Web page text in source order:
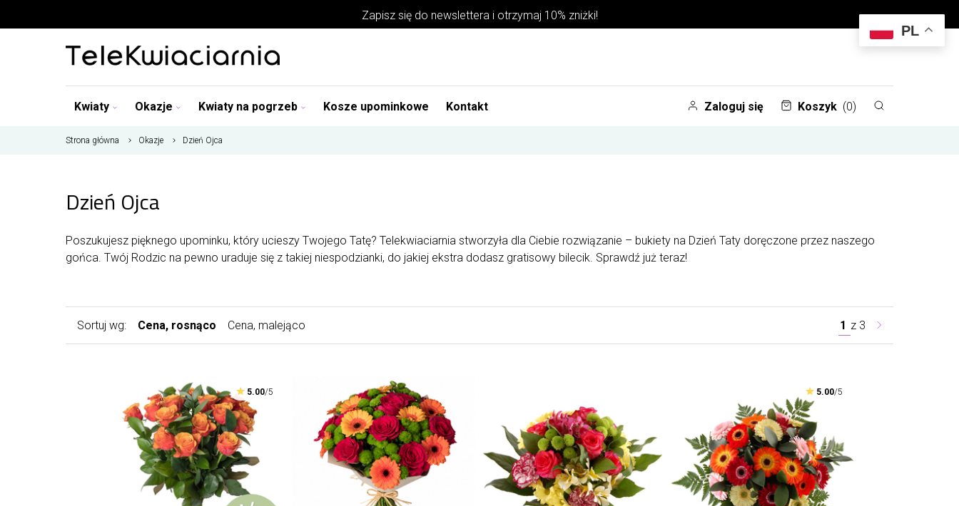
Zapisz się do newslettera i otrzymaj 10% zniżki!
Kwiaty Okazje Kwiaty na pogrzeb Kosze upominkowe Kontakt Zaloguj się Koszyk (0)
Strona główna Okazje Dzień Ojca
Dzień Ojca
Poszukujesz pięknego upominku, który ucieszy Twojego Tatę? Telekwiaciarnia stworzyła dla Ciebie rozwiązanie – bukiety na Dzień Taty doręczone przez naszego
gońca. Twój Rodzic na pewno uraduje się z takiej niespodzianki, do jakiej ekstra dodasz gratisowy bilecik. Sprawdź już teraz!
Sortuj wg: Cena, rosnąco Cena, malejąco 1 z 3
5.00/5 5.00/5
PL